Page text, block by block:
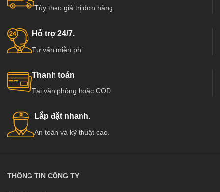
Tùy theo giá trị đơn hàng
Hỗ trợ 24/7.
Tư vấn miễn phí
Thanh toán
Tại văn phòng hoặc COD
Lắp đặt nhanh.
An toàn và kỹ thuật cao.
THÔNG TIN CÔNG TY